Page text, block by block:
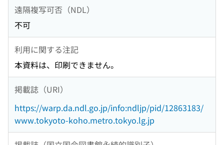
遠隔複写可否（NDL）
不可
利用に関する注記
本資料は、印刷できません。
掲載誌（URI）
https://warp.da.ndl.go.jp/info:ndljp/pid/12863183/
www.tokyoto-koho.metro.tokyo.lg.jp